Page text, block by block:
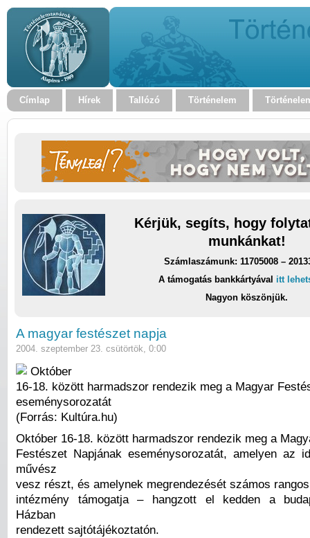
Címlap Hírek Tallózó Történelem
Kérjük, segíts, hogy
munkánkat!
Számlaszámunk: 11705008 –
A támogatás bankkártyával itt
Nagyon köszönjük.
A magyar festészet napja
2004. szeptember 23. csütörtök, 0:00
Október
16-18. között harmadszor rendezik meg a Magyar
eseménysorozatát
(Forrás: Kultúra.hu)
Október 16-18. között harmadszor rendezik meg a
Festészet Napjának eseménysorozatát, amelyen az
művész
vesz részt, és amelynek megrendezését számos
intézmény támogatja – hangzott el kedden a
Házban
rendezett sajtótájékoztatón.